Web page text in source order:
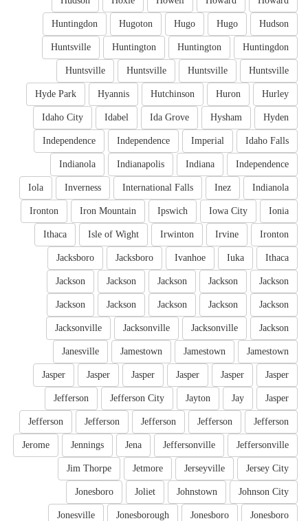
Hudson
Hugo
Hugo
Hugoton
Huntingdon
Huntingdon
Huntington
Huntington
Huntsville
Huntsville
Huntsville
Huntsville
Huntsville
Hurley
Huron
Hutchinson
Hyannis
Hyde Park
Hyden
Hysham
Ida Grove
Idabel
Idaho City
Idaho Falls
Imperial
Independence
Independence
Independence
Indiana
Indianapolis
Indianola
Indianola
Inez
International Falls
Inverness
Iola
Ionia
Iowa City
Ipswich
Iron Mountain
Ironton
Ironton
Irvine
Irwinton
Isle of Wight
Ithaca
Ithaca
Iuka
Ivanhoe
Jacksboro
Jacksboro
Jackson
Jackson
Jackson
Jackson
Jackson
Jackson
Jackson
Jackson
Jackson
Jackson
Jackson
Jacksonville
Jacksonville
Jacksonville
Jamestown
Jamestown
Jamestown
Janesville
Jasper
Jasper
Jasper
Jasper
Jasper
Jasper
Jasper
Jay
Jayton
Jefferson City
Jefferson
Jefferson
Jefferson
Jefferson
Jefferson
Jefferson
Jeffersonville
Jeffersonville
Jena
Jennings
Jerome
Jersey City
Jerseyville
Jetmore
Jim Thorpe
Johnson City
Johnstown
Joliet
Jonesboro
Jonesboro
Jonesboro
Jonesborough
Jonesville